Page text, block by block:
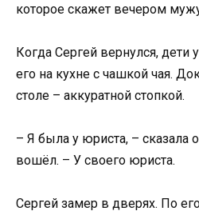
которое скажет вечером
Когда Сергей вернулся,
его на кухне с чашкой чая.
столе – аккуратной стопкой.
– Я была у юриста, – сказала
вошёл. – У своего юриста.
Сергей замер в дверях. По